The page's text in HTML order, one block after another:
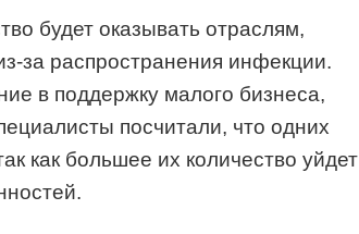
будет оказывать отраслям,
за распространения инфекции.
в поддержку малого бизнеса,
посчитали, что одних
как большее их количество уйдет